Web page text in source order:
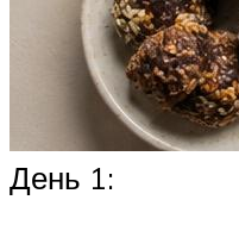
День 1: